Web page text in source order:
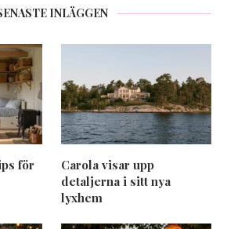
INLÄGGEN
för
Carola visar upp
detaljerna i sitt nya
lyxhem